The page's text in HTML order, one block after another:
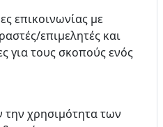
επικοινωνίας με
επιμελητές και
για τους σκοπούς ενός
χρησιμότητα των